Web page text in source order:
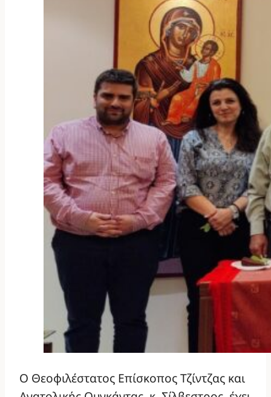
Ο Θεοφιλέστατος Επίσκοπος Τζίντζας και